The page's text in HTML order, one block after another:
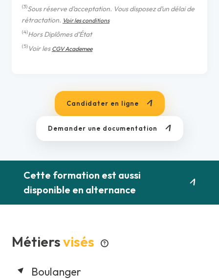
(3)Sous réserve d’acceptation. Vous disposez d’un délai de
rétractation. Voir les conditions
(4)Hors Diplômes d’État
(5) Voir les CGV Academee
Candidater en ligne
Demander une documentation
Cette formation est aussi
disponible en alternance
Métiersvisés
Boulanger